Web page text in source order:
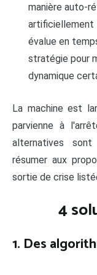
manière auto-
artificiellement
évalue en
stratégie pour
dynamique
La machine est
parvienne à
alternatives
résumer aux
sortie de crise
4
1. Des